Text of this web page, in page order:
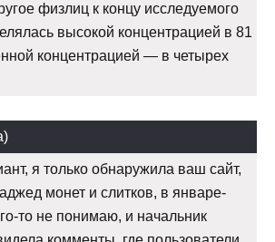
физлиц к концу исследуемого
высокой концентрацией в 81
концентрацией — в четырех
я только обнаружила ваш сайт,
монет и слитков, в январе-
то не понимаю, и начальник